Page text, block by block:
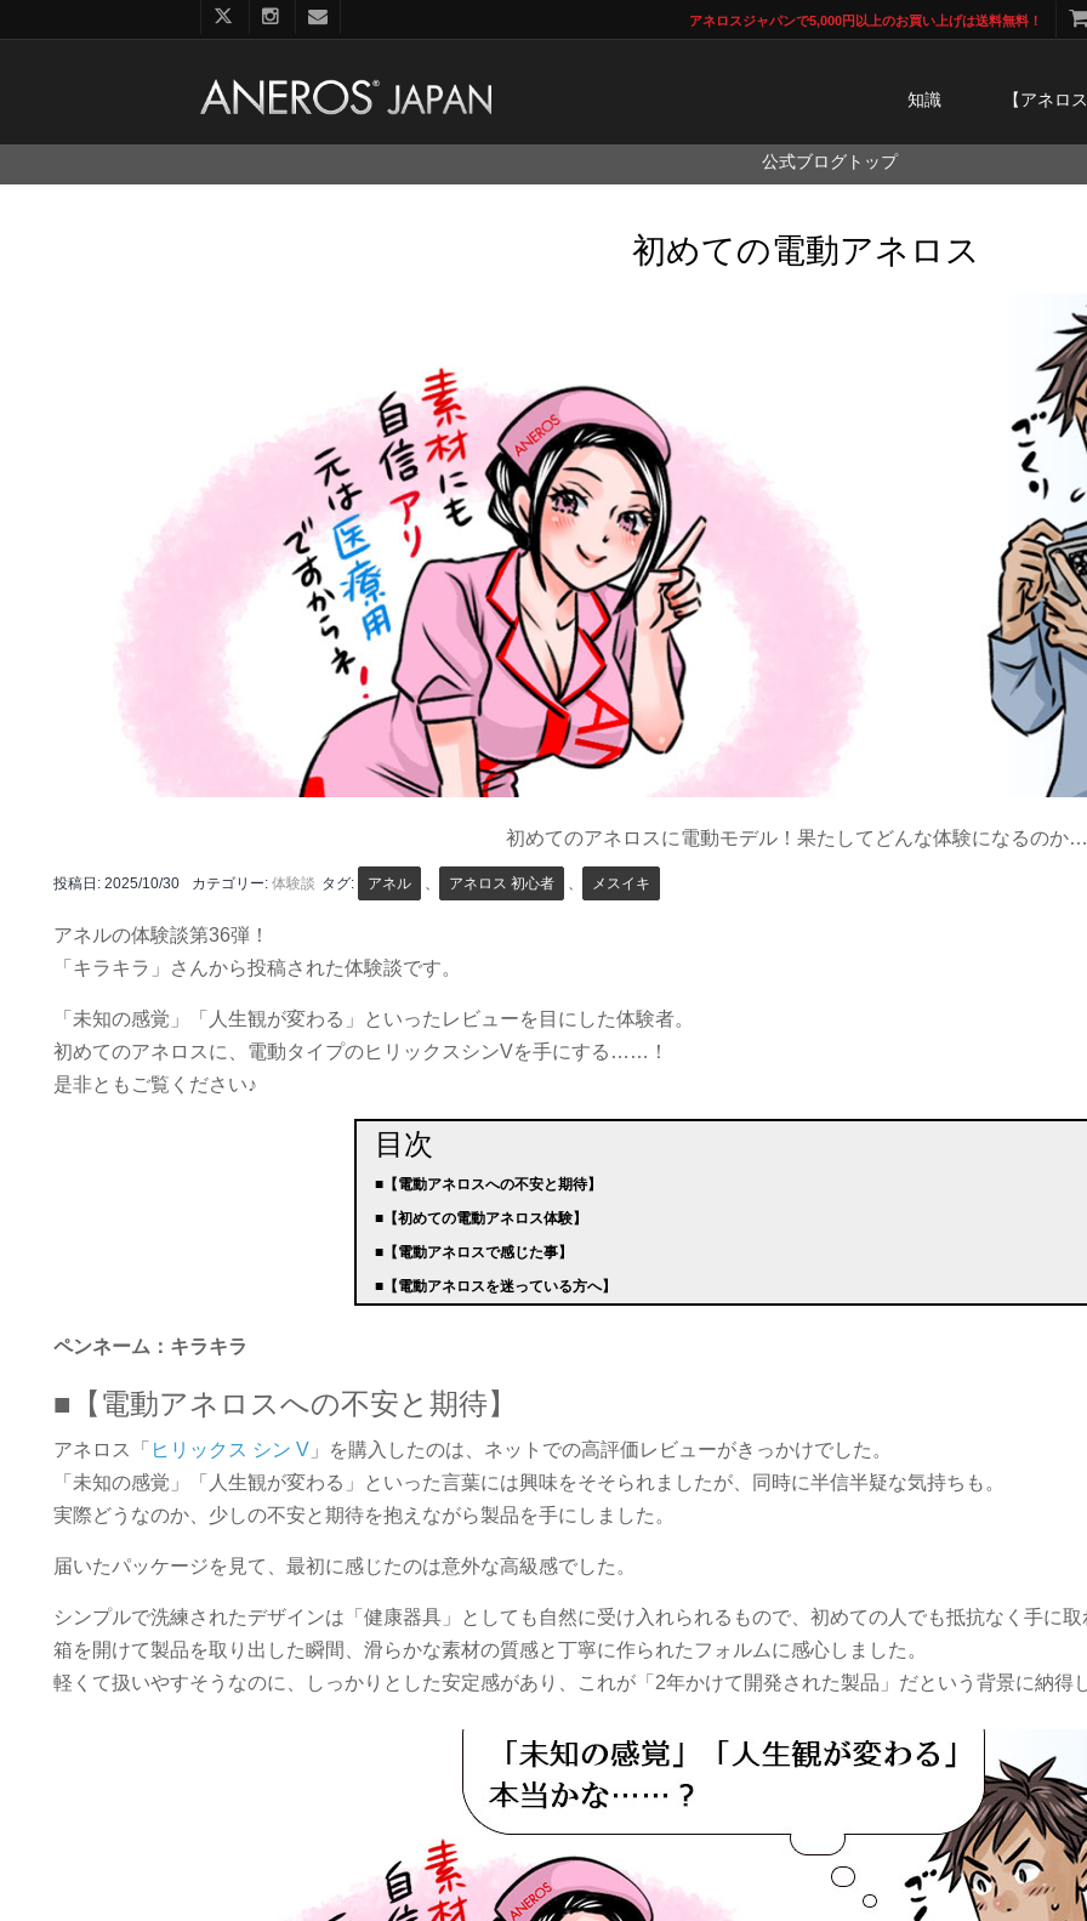
アネロスジャパンで5,000円以上のお買い上げは送料無料！
知識 【アネロ
公式ブログトップ
初めての電動アネロス
初めてのアネロスに電動モデル！果たしてどんな体験になるのか
投稿日:2025/10/30 カテゴリー:体験談 タグ: アネル 、 アネロス 初心者 、 メスイキ
アネルの体験談第36弾！
「キラキラ」さんから投稿された体験談です。
「未知の感覚」「人生観が変わる」といったレビューを目にした体験者。
初めてのアネロスに、電動タイプのヒリックスシンVを手にする……！
是非ともご覧ください♪
目次
■【電動アネロスへの不安と期待】
■【初めての電動アネロス体験】
■【電動アネロスで感じた事】
■【電動アネロスを迷っている方へ】
ペンネーム：キラキラ
■【電動アネロスへの不安と期待】
アネロス「 ヒリックス シン V 」を購入したのは、ネットでの高評価レビューがきっかけでした。
「未知の感覚」「人生観が変わる」といった言葉には興味をそそられましたが、同時に半信半疑な気持ちも。
実際どうなのか、少しの不安と期待を抱えながら製品を手にしました。
届いたパッケージを見て、最初に感じたのは意外な高級感でした。
シンプルで洗練されたデザインは「健康器具」としても自然に受け入れられるもので、初めての人でも抵抗なく手に
箱を開けて製品を取り出した瞬間、滑らかな素材の質感と丁寧に作られたフォルムに感心しました。
軽くて扱いやすそうなのに、しっかりとした安定感があり、これが「2年かけて開発された製品」だという背景に納得